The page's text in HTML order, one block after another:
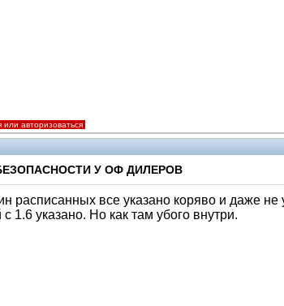
авторизоваться
У ОФ ДИЛЕРОВ
расписанных все указано коряво и даже
1.6 указано. Но как там убого внутри.